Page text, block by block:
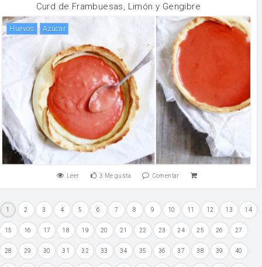
Curd de Frambuesas, Limón y Gengibre
huevos Azúcar
Leer 3 Me gusta Comentar
1 2 3 4 5 6 7 8 9 10 11 12 13 14
15 16 17 18 19 20 21 22 23 24 25 26 27
28 29 30 31 32 33 34 35 36 37 38 39 40